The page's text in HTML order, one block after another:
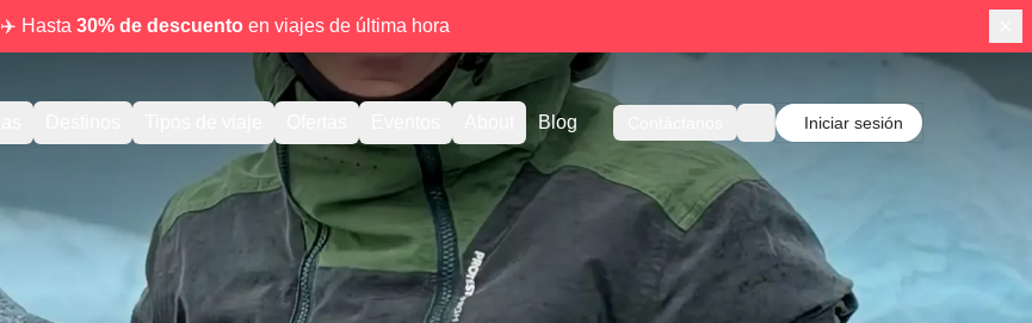
✈️ Hasta 30% de descuentoen viajes de última hora
Blog Iniciar sesión